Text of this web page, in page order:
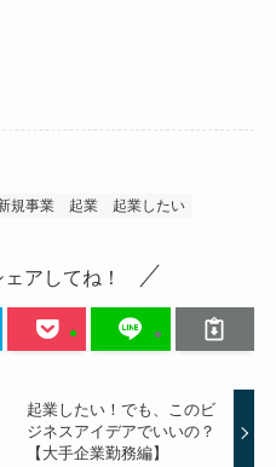
規事業 起業 起業したい
アしてね！
起業したい！でも、このビ
ジネスアイデアでいいの？
【大手企業勤務編】